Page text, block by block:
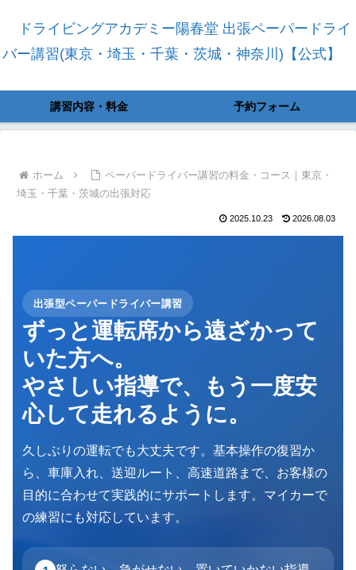
ドライビングアカデミー陽春堂 出張ペーパードライ
バー講習(東京・埼玉・千葉・茨城・神奈川)【公式】
講習内容・料金 予約フォーム
ホーム
ペーパードライバー講習の料金・コース｜東京・
埼玉・千葉・茨城の出張対応
2025.10.23 2026.08.03
出張型ペーパードライバー講習
ずっと運転席から遠ざかって
いた方へ。
やさしい指導で、もう一度安
心して走れるように。
久しぶりの運転でも大丈夫です。基本操作の復習か
ら、車庫入れ、送迎ルート、高速道路まで、お客様の
目的に合わせて実践的にサポートします。マイカーで
の練習にも対応しています。